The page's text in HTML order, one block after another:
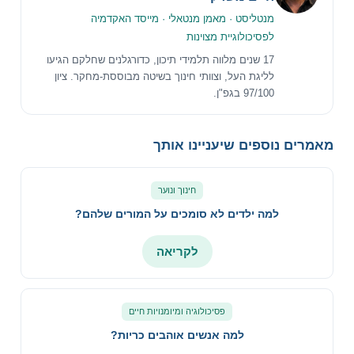
מנטליסט · מאמן מנטאלי · מייסד האקדמיה
לפסיכולוגיית מצוינות
17 שנים מלווה תלמידי תיכון, כדורגלנים שחלקם הגיעו
לליגת העל, וצוותי חינוך בשיטה מבוססת-מחקר. ציון
97/100 בגפ"ן.
מאמרים נוספים שיעניינו אותך
חינוך ונוער
למה ילדים לא סומכים על המורים שלהם?
לקריאה
פסיכולוגיה ומיומנויות חיים
למה אנשים אוהבים כריות?